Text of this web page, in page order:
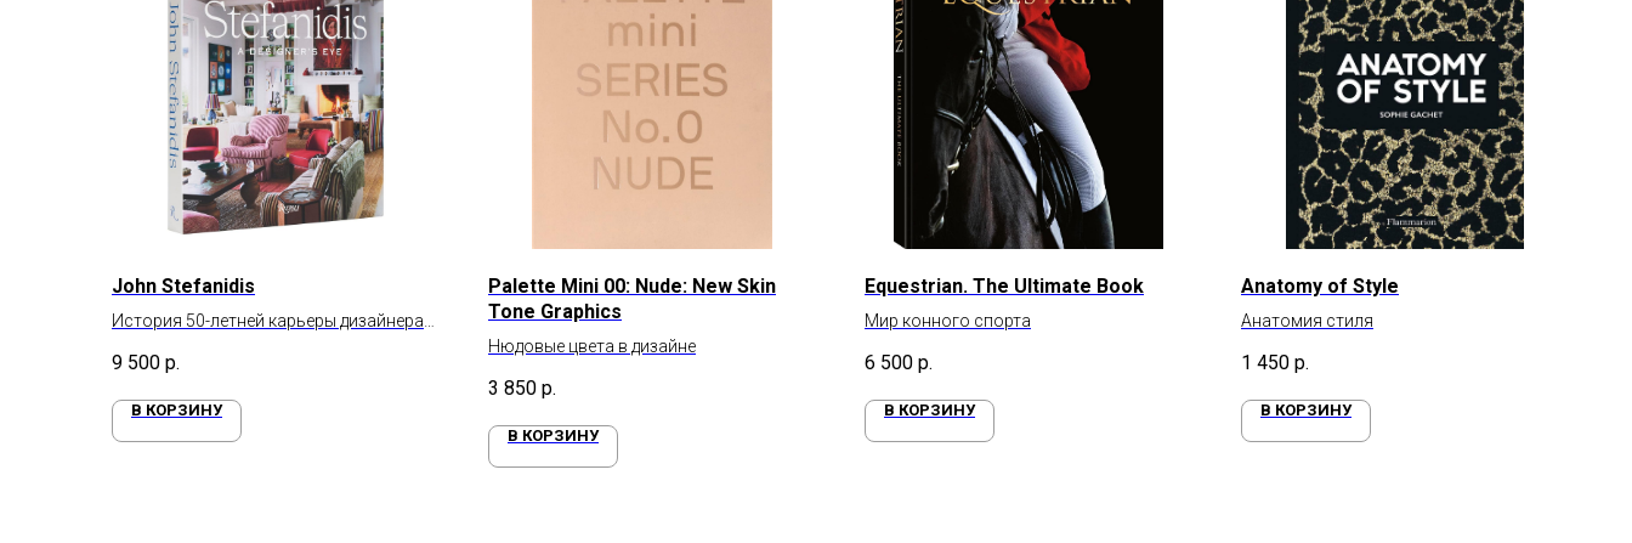
John Stefanidis
История 50-летней карьеры дизайнера
9 500 р.
В КОРЗИНУ
Palette Mini 00: Nude: New Skin
Tone Graphics
Нюдовые цвета в дизайне
3 850 р.
В КОРЗИНУ
Equestrian. The Ultimate Book
Мир конного спорта
6 500 р.
В КОРЗИНУ
Anatomy of Style
Анатомия стиля
1 450 р.
В КОРЗИНУ